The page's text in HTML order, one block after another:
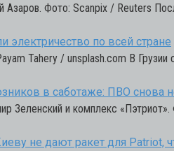
Азаров. Фото: Scanpix / Reuters
электричество по всей стране
Tahery / unsplash.com В
в саботаже: ПВО снова
Зеленский и комплекс
не дают ракет для